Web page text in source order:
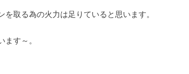
取る為の火力は足りていると思います。
す～。